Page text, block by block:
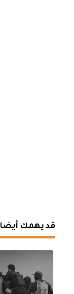
قد يهمك أيضا